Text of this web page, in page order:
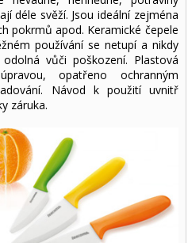
déle svěží. Jsou ideální zejména
pokrmů apod. Keramické čepele
používání se netupí a nikdy
vůči poškození. Plastová
opatřeno ochranným
Návod k použití uvnitř
záruka.